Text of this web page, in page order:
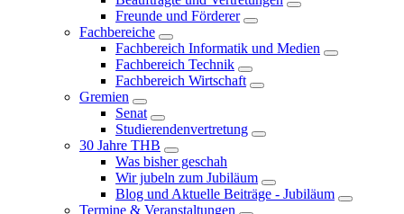
Freunde und Förderer
Fachbereiche
Fachbereich Informatik und Medien
Fachbereich Technik
Fachbereich Wirtschaft
Gremien
Senat
Studierendenvertretung
30 Jahre THB
Was bisher geschah
Wir jubeln zum Jubiläum
Blog und Aktuelle Beiträge - Jubiläum
Termine & Veranstaltungen